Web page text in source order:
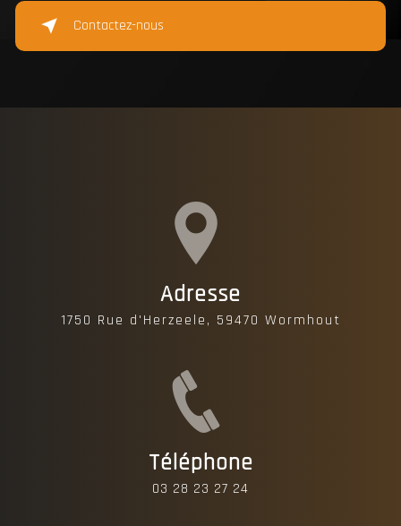
Contactez-nous
Adresse
1750 Rue d'Herzeele, 59470 Wormhout
Téléphone
03 28 23 27 24